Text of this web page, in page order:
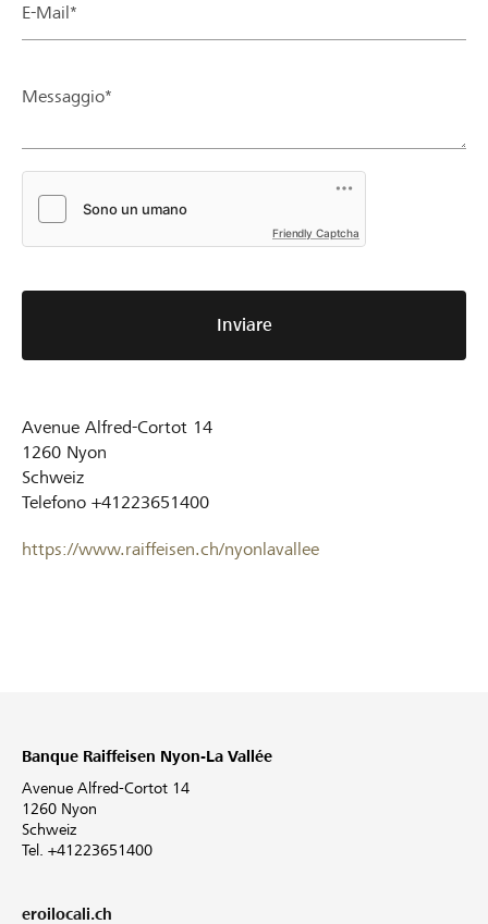
E-Mail*
Messaggio*
Friendly Captcha
Inviare
Avenue Alfred-Cortot 14
1260 Nyon
Schweiz
Telefono +41223651400
https://www.raiffeisen.ch/nyonlavallee
Banque Raiffeisen Nyon-La Vallée
Avenue Alfred-Cortot 14
1260 Nyon
Schweiz
Tel. +41223651400
eroilocali.ch